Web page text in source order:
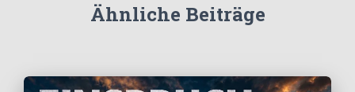
Ähnliche Beiträge